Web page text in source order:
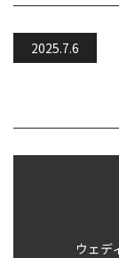
2025.7.6
ウェデ